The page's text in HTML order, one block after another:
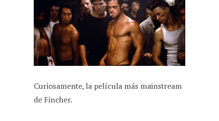
Curiosamente, la película más mainstream
de Fincher.